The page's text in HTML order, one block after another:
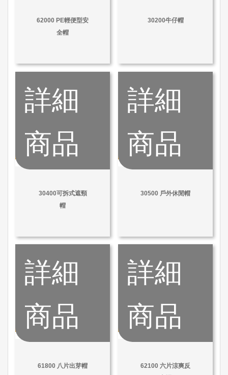
62000 PE輕便型安
全帽
30200牛仔帽
詳細
商品
30400可拆式遮頸
帽
詳細
商品
30500 戶外休閒帽
詳細
商品
61800 八片出芽帽
詳細
商品
62100 六片涼爽反